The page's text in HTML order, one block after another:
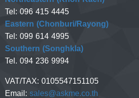
Tel: 096 415 4445
Eastern (Chonburi/Rayong)
Tel: 099 614 4995
Southern (Songhkla)
Tel. 094 236 9994
VAT/TAX: 0105547151105
Email: sales@askme.co.th